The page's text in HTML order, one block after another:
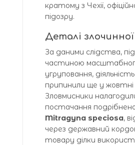
кратому з Чехії,
підозру.
Деталі
За даними слідства,
частиною
угруповання,
припинили ще у жовтні
Зловмисники
постачання
Mitragyna speciosa,
через державний
товару ділки